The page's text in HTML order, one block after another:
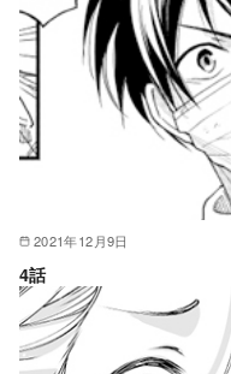
2021年12月9日
4話